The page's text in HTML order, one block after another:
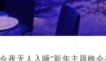
夜无人入睡”新年主题晚